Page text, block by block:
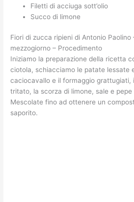
Filetti di acciuga sott’olio
Succo di limone
Fiori di zucca ripieni di Antonio Paolino
mezzogiorno – Procedimento
Iniziamo la preparazione della ricetta
ciotola, schiacciamo le patate lessate
caciocavallo e il formaggio grattugiati,
tritato, la scorza di limone, sale e
Mescolate fino ad ottenere un
saporito.